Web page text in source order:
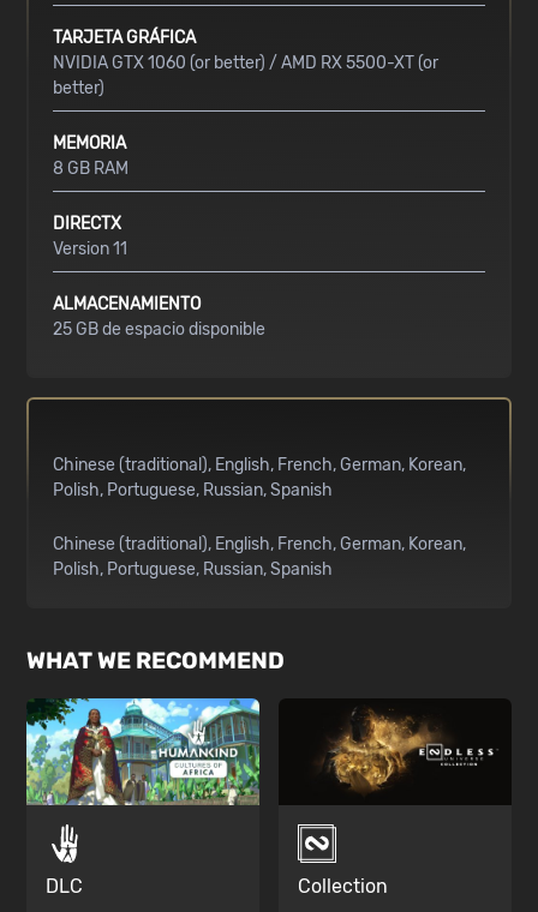
TARJETA GRÁFICA
NVIDIA GTX 1060 (or better) / AMD RX 5500-XT (or
better)
MEMORIA
8 GB RAM
DIRECTX
Version 11
ALMACENAMIENTO
25 GB de espacio disponible
Chinese (traditional) English French German Korean
Polish Portuguese Russian Spanish
Chinese (traditional) English French German Korean
Polish Portuguese Russian Spanish
WHAT WE RECOMMEND
DLC Collection